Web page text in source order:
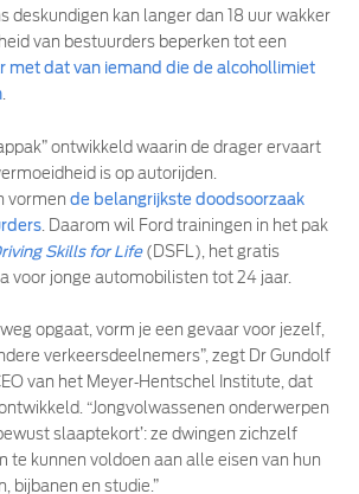
deskundigen kan langer dan 18 uur wakker
van bestuurders beperken tot een
met dat van iemand die de alcohollimiet
ontwikkeld waarin de drager ervaart
is op autorijden.
vormende belangrijkste doodsoorzaak
. Daarom wil Ford trainingen in het pak
Skills for Life(DSFL), het gratis
voor jonge automobilisten tot 24 jaar.
opgaat, vorm je een gevaar voor jezelf,
verkeersdeelnemers”, zegt Dr Gundolf
van het Meyer‑Hentschel Institute, dat
“Jongvolwassenen onderwerpen
slaaptekort’: ze dwingen zichzelf
te kunnen voldoen aan alle eisen van hun
bijbanen en studie.”